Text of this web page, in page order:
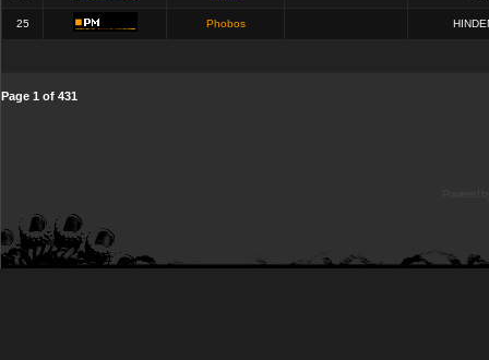
25 Phobos
Page 1 of 431